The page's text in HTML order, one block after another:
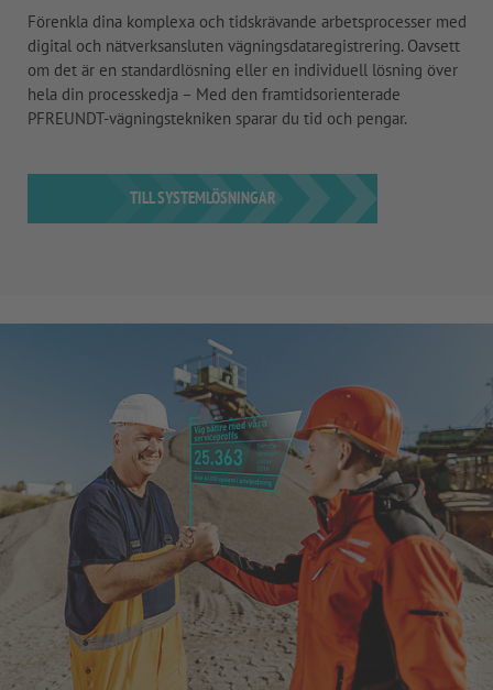
Förenkla dina komplexa och tidskrävande arbetsprocesser med
digital och nätverksansluten vägningsdataregistrering. Oavsett
om det är en standardlösning eller en individuell lösning över
hela din processkedja – Med den framtidsorienterade
PFREUNDT-vägningstekniken sparar du tid och pengar.
TILL SYSTEMLÖSNINGAR